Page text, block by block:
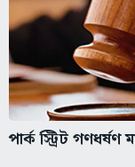
পার্ক স্ট্রিট গণধর্ষণ